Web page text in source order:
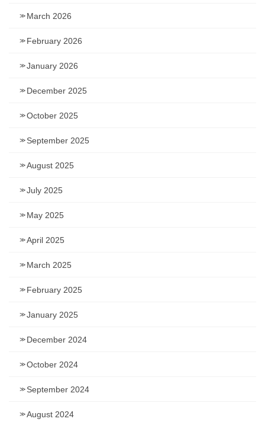
March 2026
February 2026
January 2026
December 2025
October 2025
September 2025
August 2025
July 2025
May 2025
April 2025
March 2025
February 2025
January 2025
December 2024
October 2024
September 2024
August 2024